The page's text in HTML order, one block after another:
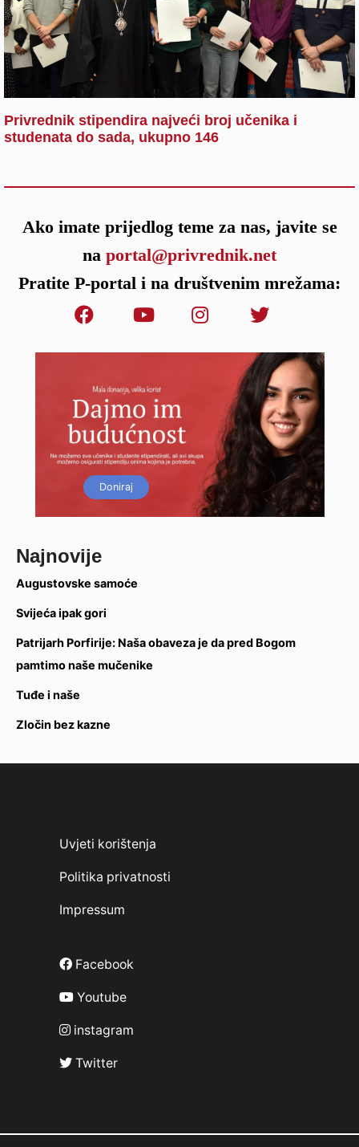
Privrednik stipendira najveći broj učenika i
studenata do sada, ukupno 146
Ako imate prijedlog teme za nas, javite se
na portal@privrednik.net
Pratite P-portal i na društvenim mrežama:
Doniraj
Najnovije
Augustovske samoće
Svijeća ipak gori
Patrijarh Porfirije: Naša obaveza je da pred Bogom
pamtimo naše mučenike
Tuđe i naše
Zločin bez kazne
Uvjeti korištenja
Politika privatnosti
Impressum
Facebook
Youtube
instagram
Twitter